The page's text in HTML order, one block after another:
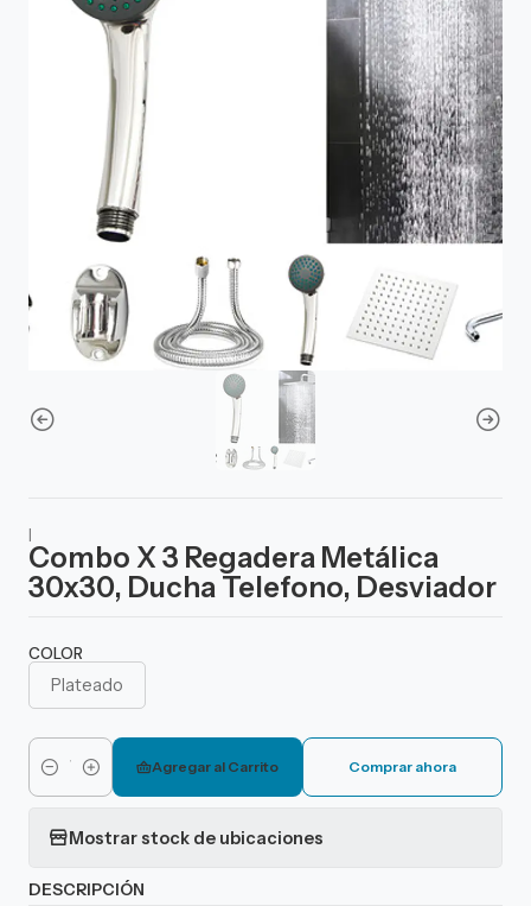
|
Combo X 3 Regadera Metálica
30x30, Ducha Telefono, Desviador
COLOR
Plateado
Cantidad
Agregar al Carrito Comprar ahora
Mostrar stock de ubicaciones
DESCRIPCIÓN